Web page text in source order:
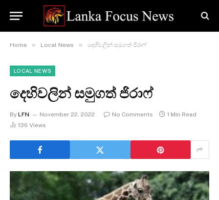
Home » Local News » දෙහිවලින් සමුගත් ජිරාෆ්
LOCAL NEWS
දෙහිවලින් සමුගත් ජිරාෆ්
By LFN November 22, 2022 No Comments
1 Min Read
136 Views